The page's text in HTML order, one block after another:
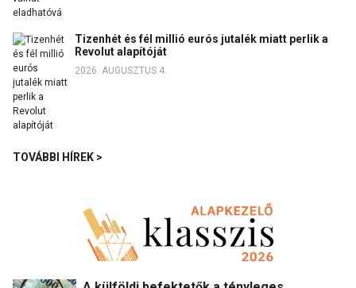
Tizenhét és fél millió eurós jutalék miatt perlik a
Revolut alapítóját
2026. AUGUSZTUS 4.
TOVÁBBI HÍREK >